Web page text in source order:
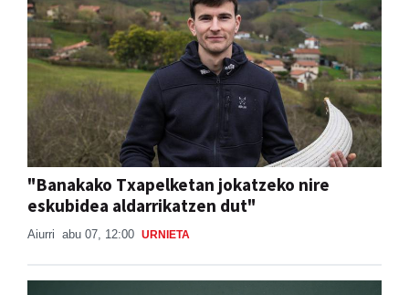
"Banakako Txapelketan jokatzeko nire
eskubidea aldarrikatzen dut"
Aiurri abu 07, 12:00 URNIETA